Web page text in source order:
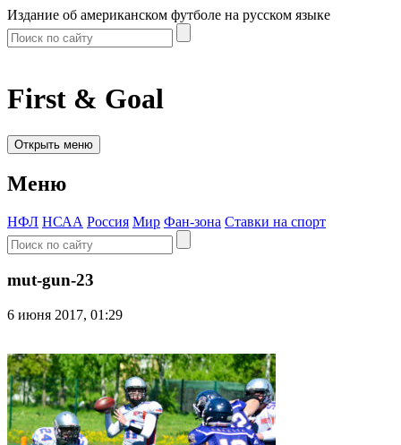
Издание об американском футболе на русском языке
First & Goal
Открыть меню
Меню
НФЛ НСАА Россия Мир Фан-зона Ставки на спорт
mut-gun-23
6 июня 2017, 01:29